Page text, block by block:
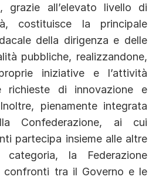
grazie all’elevato livello di
costituisce la principale
della dirigenza e delle
pubbliche, realizzandone,
iniziative e l’attività
richieste di innovazione e
pienamente integrata
Confederazione, ai cui
partecipa insieme alle altre
categoria, la Federazione
confronti tra il Governo e le